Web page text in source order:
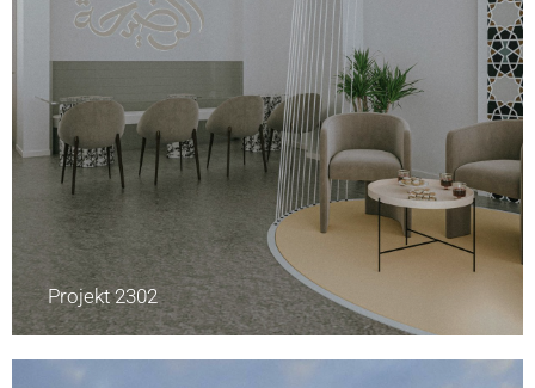
Projekt 2302